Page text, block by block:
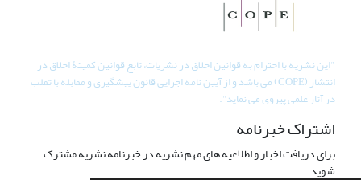
"این نشریه با احترام به قوانین اخلاق در نشریات، تابع قوانین کمیتۀ اخلاق در
انتشار (COPE) می باشد و از آیین نامه اجرایی قانون پیشگیری و مقابله با تقلب
در آثار علمی پیروی می نماید".
اشتراک خبرنامه
برای دریافت اخبار و اطلاعیه های مهم نشریه در خبرنامه نشریه مشترک
شوید.